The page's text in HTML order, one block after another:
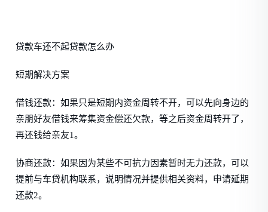
贷款车还不起贷款怎么办
短期解决方案
借钱还款：如果只是短期内资金周转不开，可以先向身边的
亲朋好友借钱来筹集资金偿还欠款，等之后资金周转开了，
再还钱给亲友1。
协商还款：如果因为某些不可抗力因素暂时无力还款，可以
提前与车贷机构联系，说明情况并提供相关资料，申请延期
还款2。